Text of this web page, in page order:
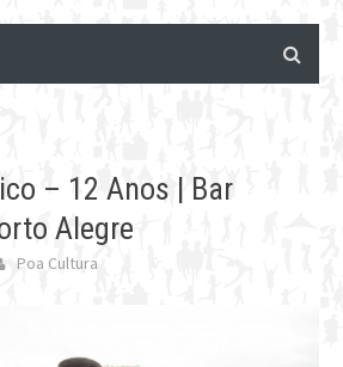
– 12 Anos | Bar
Alegre
Poa Cultura